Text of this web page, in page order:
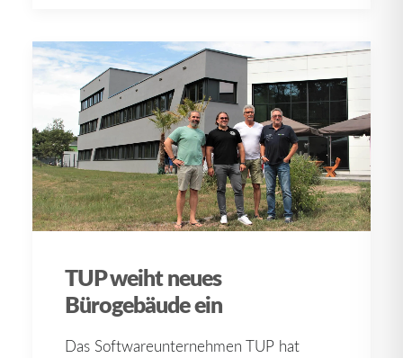
TUP weiht neues
Bürogebäude ein
Das Softwareunternehmen TUP hat